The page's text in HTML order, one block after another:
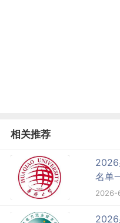
相关推荐
2026
名单
2026-
2026